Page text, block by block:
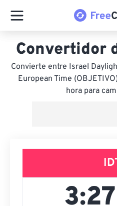
Convertidor
Convierte entre Israel
European Time
hora para